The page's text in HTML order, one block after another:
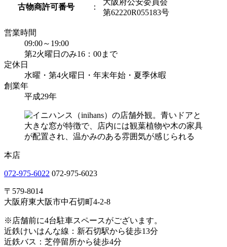
古物商許可番号 ：
大阪府公安委員会
第62220R055183号
営業時間
09:00～19:00
第2火曜日のみ16：00まで
定休日
水曜・第4火曜日・年末年始・夏季休暇
創業年
平成29年
本店
072-975-6022 072-975-6023
〒579-8014
大阪府東大阪市中石切町4-2-8
※店舗前に4台駐車スペースがございます。
近鉄けいはんな線：新石切駅から徒歩13分
近鉄バス：芝停留所から徒歩4分